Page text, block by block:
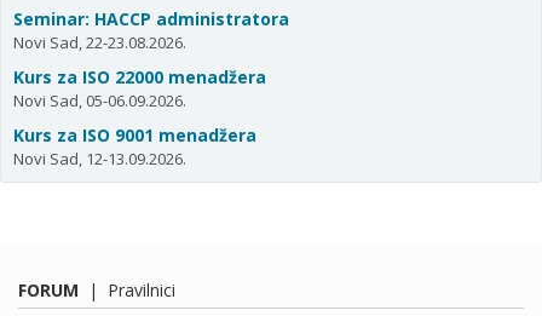
Seminar: HACCP administratora
Novi Sad, 22-23.08.2026.
Kurs za ISO 22000 menadžera
Novi Sad, 05-06.09.2026.
Kurs za ISO 9001 menadžera
Novi Sad, 12-13.09.2026.
FORUM | Pravilnici